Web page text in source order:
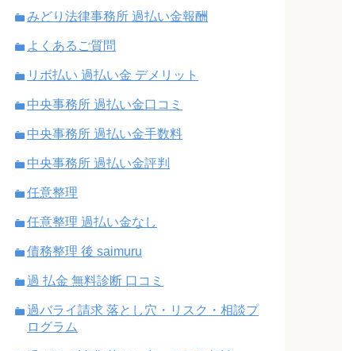
みどり法律事務所 過払い金報酬
よくあるご質問
リボ払い 過払い金 デメリット
中央事務所 過払い金口コミ
中央事務所 過払い金手数料
中央事務所 過払い金評判
任意整理
任意整理 過払い金なし
債務整理 後 saimuru
過 払金 無料診断 口コミ
過バライ請求 落とし穴・リスク・相談プ
ログラム